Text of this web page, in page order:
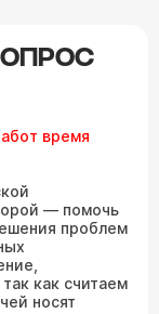
время
— помочь
проблем
как считаем
носят